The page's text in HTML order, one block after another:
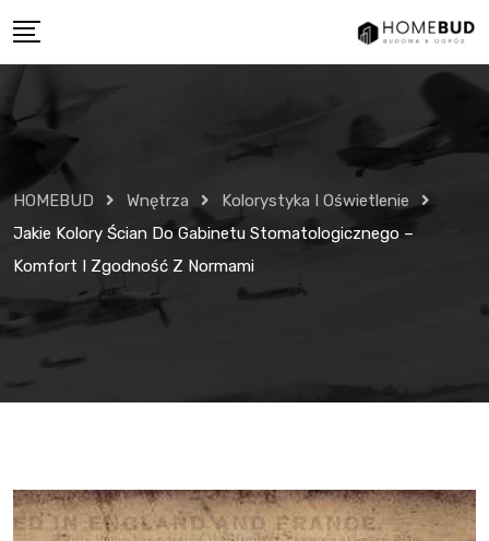
to
HOMEBUD Wnętrza
Kolorystyka I Oświetlenie
Jakie Kolory Ścian Do Gabinetu Stomatologicznego –
Komfort I Zgodność Z Normami